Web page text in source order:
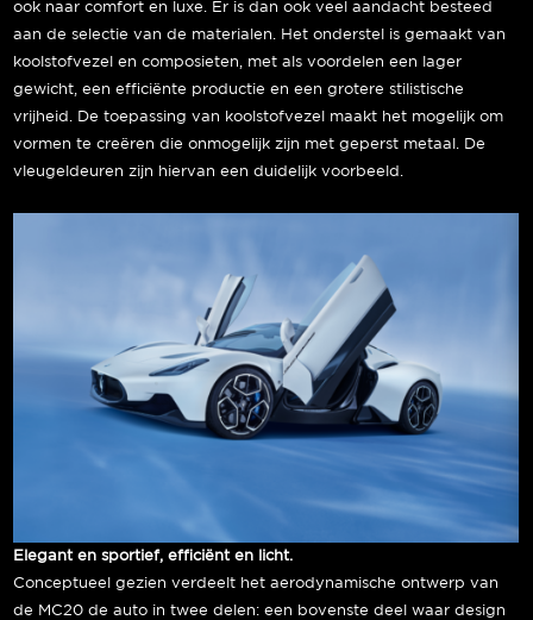
ook naar comfort en luxe. Er is dan ook veel aandacht besteed
aan de selectie van de materialen. Het onderstel is gemaakt van
koolstofvezel en composieten, met als voordelen een lager
gewicht, een efficiënte productie en een grotere stilistische
vrijheid. De toepassing van koolstofvezel maakt het mogelijk om
vormen te creëren die onmogelijk zijn met geperst metaal. De
vleugeldeuren zijn hiervan een duidelijk voorbeeld.
Elegant en sportief, efficiënt en licht.
Conceptueel gezien verdeelt het aerodynamische ontwerp van
de MC20 de auto in twee delen: een bovenste deel waar design